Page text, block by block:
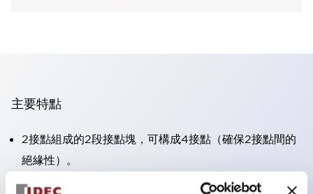
主要特點
2接點組成的2段接點塊，可構成4接點（確保2接點間的
絕緣性）。
面板深度39.9mm（※11段接點塊）、59.9mm（※22段